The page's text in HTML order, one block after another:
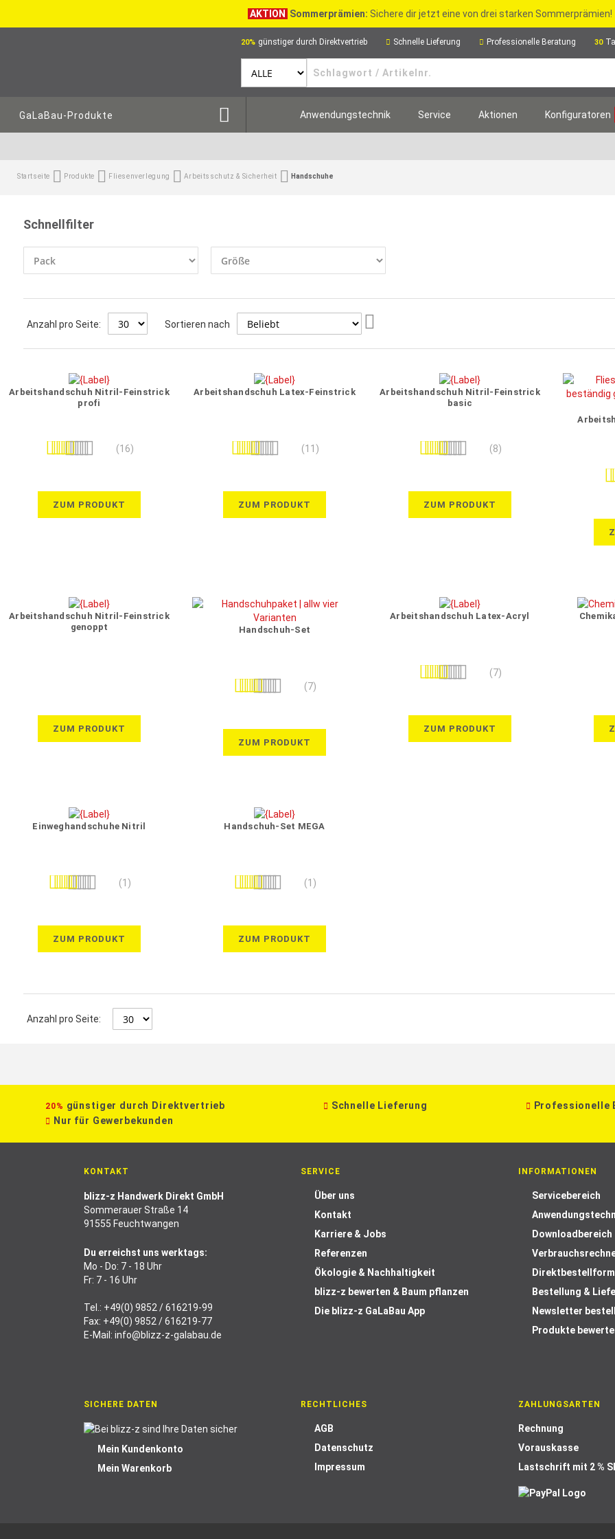
AKTION Sommerprämien: Sichere dir jetzt eine von drei starken Sommerprämien!
20% günstiger durch Direktvertrieb Schnelle Lieferung Professionelle Beratung 30
GaLaBau-Produkte Anwendungstechnik Service Aktionen Konfiguratoren
Startseite Produkte Fliesenverlegung Arbeitsschutz & Sicherheit Handschuhe
Schnellfilter
Anzahl pro Seite: Sortieren nach
Arbeitshandschuh Nitril-Feinstrick
profi
Bewertung: (16)
ZUM PRODUKT
Arbeitshandschuh Latex-Feinstrick
Bewertung: (11)
ZUM PRODUKT
Arbeitshandschuh Nitril-Feinstrick
basic
Bewertung: (8)
ZUM PRODUKT
Arbeitshandschuh Nitril-Feinstrick
genoppt
ZUM PRODUKT
Handschuh-Set
Bewertung: (7)
ZUM PRODUKT
Arbeitshandschuh Latex-Acryl
Bewertung: (7)
ZUM PRODUKT
Einweghandschuhe Nitril
Bewertung: (1)
ZUM PRODUKT
Handschuh-Set MEGA
Bewertung: (1)
ZUM PRODUKT
Anzahl pro Seite:
20% günstiger durch Direktvertrieb Schnelle Lieferung Professionelle
Nur für Gewerbekunden
KONTAKT
blizz-z Handwerk Direkt GmbH
Sommerauer Straße 14
91555 Feuchtwangen
Du erreichst uns werktags:
Mo - Do: 7 - 18 Uhr
Fr: 7 - 16 Uhr
Tel.: +49(0) 9852 / 616219-99
Fax: +49(0) 9852 / 616219-77
E-Mail: info@blizz-z-galabau.de
SERVICE
Über uns
Kontakt
Karriere & Jobs
Referenzen
Ökologie & Nachhaltigkeit
blizz-z bewerten & Baum pflanzen
Die blizz-z GaLaBau App
INFORMATIONEN
Servicebereich
Downloadbereich
Bestellung &
Newsletter
Produkte
SICHERE DATEN
Mein Kundenkonto
Mein Warenkorb
RECHTLICHES
AGB
Datenschutz
Impressum
ZAHLUNGSARTEN
Rechnung
Vorauskasse
Lastschrift mit 2 %